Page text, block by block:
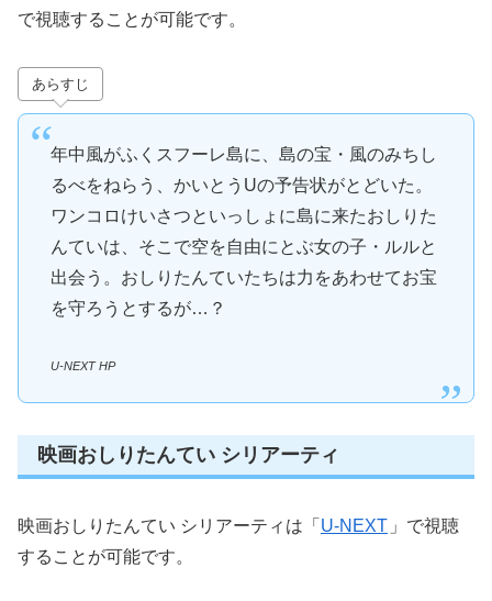
で視聴することが可能です。
あらすじ
年中風がふくスフーレ島に、島の宝・風のみちし
るべをねらう、かいとうUの予告状がとどいた。
ワンコロけいさつといっしょに島に来たおしりた
んていは、そこで空を自由にとぶ女の子・ルルと
出会う。おしりたんていたちは力をあわせてお宝
を守ろうとするが…？
U-NEXT HP
映画おしりたんてい シリアーティ
映画おしりたんてい シリアーティは「 U-NEXT 」で視聴
することが可能です。